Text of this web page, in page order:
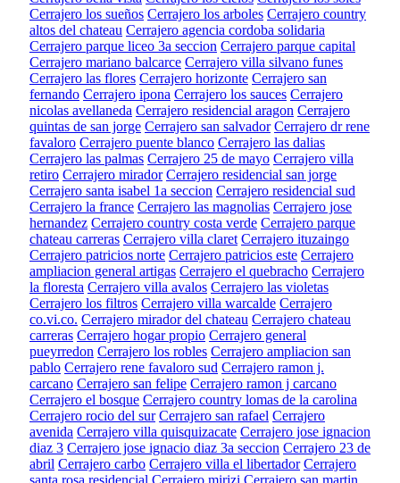
Cerrajero los sueños Cerrajero los arboles Cerrajero country
altos del chateau Cerrajero agencia cordoba solidaria
Cerrajero parque liceo 3a seccion Cerrajero parque capital
Cerrajero mariano balcarce Cerrajero villa silvano funes
Cerrajero las flores Cerrajero horizonte Cerrajero san
fernando Cerrajero ipona Cerrajero los sauces Cerrajero
nicolas avellaneda Cerrajero residencial aragon Cerrajero
quintas de san jorge Cerrajero san salvador Cerrajero dr rene
favaloro Cerrajero puente blanco Cerrajero las dalias
Cerrajero las palmas Cerrajero 25 de mayo Cerrajero villa
retiro Cerrajero mirador Cerrajero residencial san jorge
Cerrajero santa isabel 1a seccion Cerrajero residencial sud
Cerrajero la france Cerrajero las magnolias Cerrajero jose
hernandez Cerrajero country costa verde Cerrajero parque
chateau carreras Cerrajero villa claret Cerrajero ituzaingo
Cerrajero patricios norte Cerrajero patricios este Cerrajero
ampliacion general artigas Cerrajero el quebracho Cerrajero
la floresta Cerrajero villa avalos Cerrajero las violetas
Cerrajero los filtros Cerrajero villa warcalde Cerrajero
co.vi.co. Cerrajero mirador del chateau Cerrajero chateau
carreras Cerrajero hogar propio Cerrajero general
pueyrredon Cerrajero los robles Cerrajero ampliacion san
pablo Cerrajero rene favaloro sud Cerrajero ramon j.
carcano Cerrajero san felipe Cerrajero ramon j carcano
Cerrajero el bosque Cerrajero country lomas de la carolina
Cerrajero rocio del sur Cerrajero san rafael Cerrajero
avenida Cerrajero villa quisquizacate Cerrajero jose ignacion
diaz 3 Cerrajero jose ignacio diaz 3a seccion Cerrajero 23 de
abril Cerrajero carbo Cerrajero villa el libertador Cerrajero